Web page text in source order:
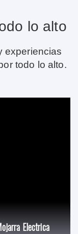
lo alto
experiencias
todo lo alto.
Electrica